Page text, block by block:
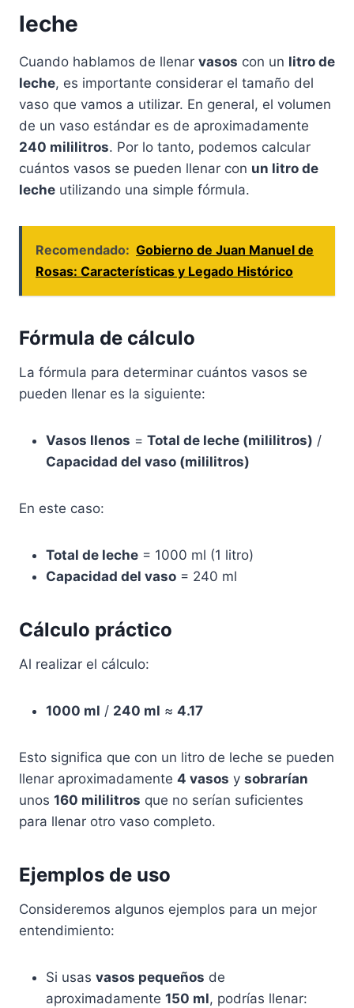
leche
Cuando hablamos de llenar vasos con un litro de
leche, es importante considerar el tamaño del
vaso que vamos a utilizar. En general, el volumen
de un vaso estándar es de aproximadamente
240 mililitros. Por lo tanto, podemos calcular
cuántos vasos se pueden llenar con un litro de
leche utilizando una simple fórmula.
Recomendado: Gobierno de Juan Manuel de
Rosas: Características y Legado Histórico
Fórmula de cálculo
La fórmula para determinar cuántos vasos se
pueden llenar es la siguiente:
Vasos llenos = Total de leche (mililitros) /
Capacidad del vaso (mililitros)
En este caso:
Total de leche = 1000 ml (1 litro)
Capacidad del vaso = 240 ml
Cálculo práctico
Al realizar el cálculo:
1000 ml / 240 ml ≈ 4.17
Esto significa que con un litro de leche se pueden
llenar aproximadamente 4 vasos y sobrarían
unos 160 mililitros que no serían suficientes
para llenar otro vaso completo.
Ejemplos de uso
Consideremos algunos ejemplos para un mejor
entendimiento:
Si usas vasos pequeños de
aproximadamente 150 ml, podrías llenar: